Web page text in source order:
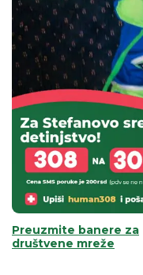
Preuzmite banere za
društvene mreže